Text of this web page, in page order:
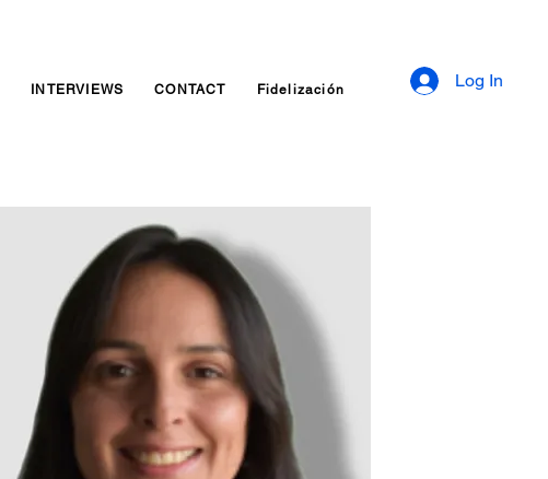
INTERVIEWS CONTACT Fidelización Inquiry Services Page
Log In